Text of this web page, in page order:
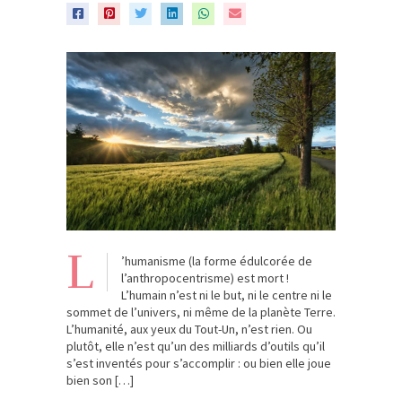
L
’humanisme (la forme édulcorée de
l’anthropocentrisme) est mort !
L’humain n’est ni le but, ni le centre ni le
sommet de l’univers, ni même de la planète Terre.
L’humanité, aux yeux du Tout-Un, n’est rien. Ou
plutôt, elle n’est qu’un des milliards d’outils qu’il
s’est inventés pour s’accomplir : ou bien elle joue
bien son […]